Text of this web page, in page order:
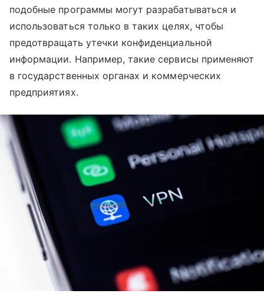
подобные программы могут разрабатываться и
использоваться только в таких целях, чтобы
предотвращать утечки конфиденциальной
информации. Например, такие сервисы применяют
в государственных органах и коммерческих
предприятиях.